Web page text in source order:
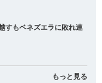
すもベネズエラに敗れ連
もっと見る